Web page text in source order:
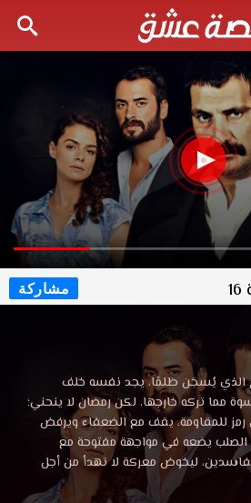
مشاركة
الذي يُسجَن ظلمًا، يجد نفسه خلف
مما تركه خارجها. لكن رمضان لا ينحني؛
للمقاومة، يقف مع الضعفاء ويرفض
يضعه في مواجهة مفتوحة مع
ليخوض معركة لا تهدأ من أجل